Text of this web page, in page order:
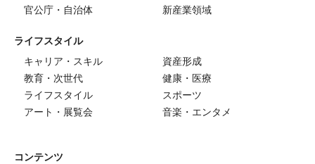
官公庁・自治体
新産業領域
ライフスタイル
キャリア・スキル
資産形成
教育・次世代
健康・医療
ライフスタイル
スポーツ
アート・展覧会
音楽・エンタメ
コンテンツ